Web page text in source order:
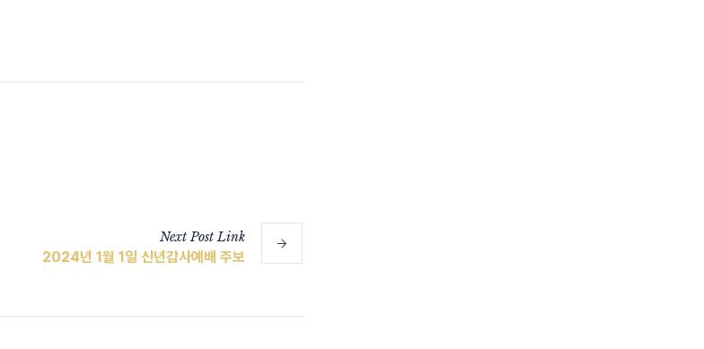
NextPostLink
2024년 1월 1일 신년감사예배 주보